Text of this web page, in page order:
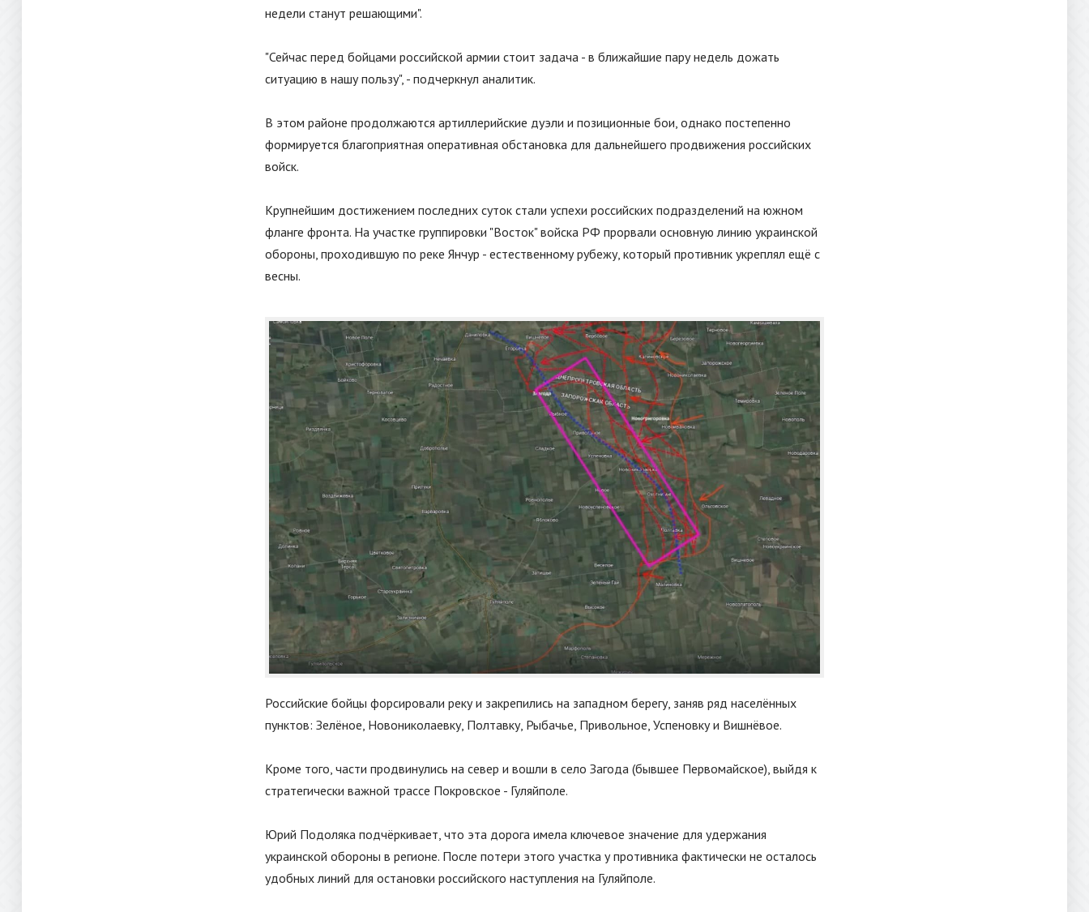
недели станут решающими".
"Сейчас перед бойцами российской армии стоит задача - в ближайшие пару недель дожать
ситуацию в нашу пользу", - подчеркнул аналитик.
В этом районе продолжаются артиллерийские дуэли и позиционные бои, однако постепенно
формируется благоприятная оперативная обстановка для дальнейшего продвижения российских
войск.
Крупнейшим достижением последних суток стали успехи российских подразделений на южном
фланге фронта. На участке группировки "Восток"войска РФ прорвали основную линию украинской
обороны, проходившую по реке Янчур - естественному рубежу, который противник укреплял ещё с
весны.
Российские бойцы форсировали реку и закрепились на западном берегу, заняв ряд населённых
пунктов: Зелёное, Новониколаевку, Полтавку, Рыбачье, Привольное, Успеновку и Вишнёвое.
Кроме того, части продвинулись на север и вошли в село Загода (бывшее Первомайское), выйдя к
стратегически важной трассе Покровское - Гуляйполе.
Юрий Подоляка подчёркивает, что эта дорога имела ключевое значение для удержания
украинской обороны в регионе. После потери этого участка у противника фактически не осталось
удобных линий для остановки российского наступления на Гуляйполе.